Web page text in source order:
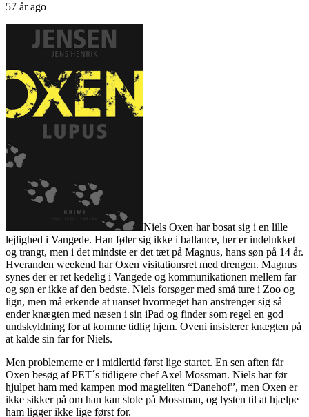
57 år ago
Niels Oxen har bosat sig i en lille
lejlighed i Vangede. Han føler sig ikke i ballance, her er indelukket
og trangt, men i det mindste er det tæt på Magnus, hans søn på 14 år.
Hveranden weekend har Oxen visitationsret med drengen. Magnus
synes der er ret kedelig i Vangede og kommunikationen mellem far
og søn er ikke af den bedste. Niels forsøger med små ture i Zoo og
lign, men må erkende at uanset hvormeget han anstrenger sig så
ender knægten med næsen i sin iPad og finder som regel en god
undskyldning for at komme tidlig hjem. Oveni insisterer knægten på
at kalde sin far for Niels.
Men problemerne er i midlertid først lige startet. En sen aften får
Oxen besøg af PET´s tidligere chef Axel Mossman. Niels har før
hjulpet ham med kampen mod magteliten “Danehof”, men Oxen er
ikke sikker på om han kan stole på Mossman, og lysten til at hjælpe
ham ligger ikke lige først for.